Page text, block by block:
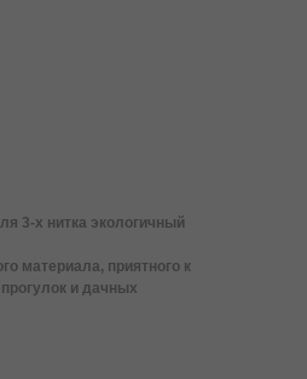
3-х нитка экологичный
материала, приятного к
и дачных